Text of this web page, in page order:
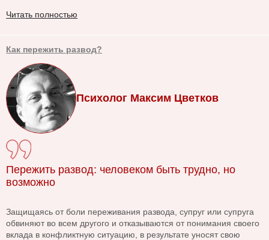
Читать полностью
Как пережить развод?
Психолог Максим Цветков
Пережить развод: человеком быть трудно, но
возможно
Защищаясь от боли переживания развода, супруг или супруга
обвиняют во всем другого и отказываются от понимания своего
вклада в конфликтную ситуацию, в результате уносят свою